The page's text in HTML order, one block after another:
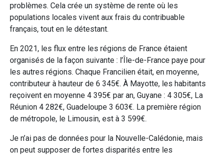
problèmes. Cela crée un système de rente où les
populations locales vivent aux frais du contribuable
français, tout en le détestant.
En 2021, les flux entre les régions de France étaient
organisés de la façon suivante : l’Île-de-France paye pour
les autres régions. Chaque Francilien était, en moyenne,
contributeur à hauteur de 6 345€. À Mayotte, les habitants
reçoivent en moyenne 4 395€ par an, Guyane : 4 305€, La
Réunion 4 282€, Guadeloupe 3 603€. La première région
de métropole, le Limousin, est à 3 599€.
Je n’ai pas de données pour la Nouvelle-Calédonie, mais
on peut supposer de fortes disparités entre les